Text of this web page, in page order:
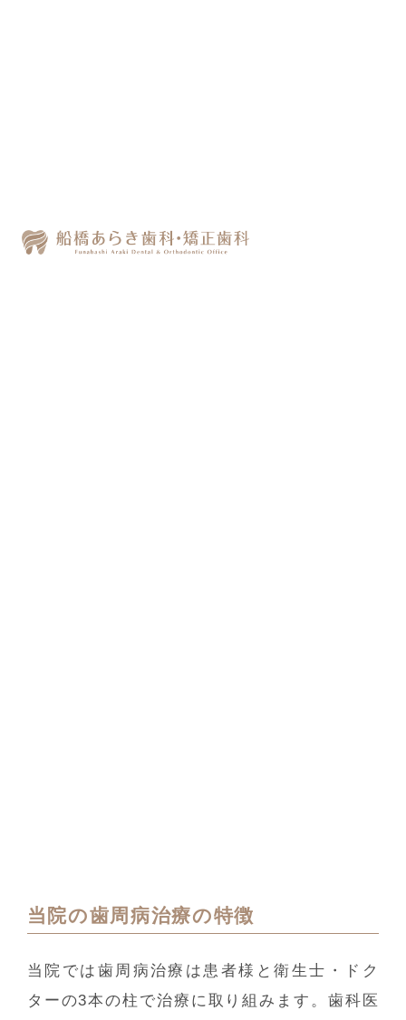
当院の歯周病治療の特徴
当院では歯周病治療は患者様と衛生士・ドク
ターの3本の柱で治療に取り組みます。歯科医